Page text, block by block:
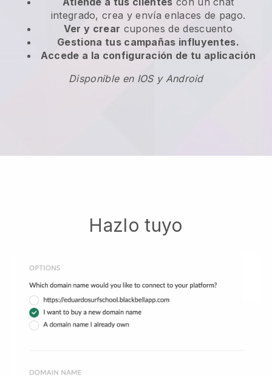
integrado, crea y envía enlaces de pago.
Ver y crear cupones de descuento
Gestiona tus campañas influyentes.
Accede a la configuración de tu aplicación
Disponible en IOS y Android
Hazlo tuyo